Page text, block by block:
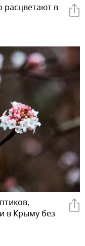
в
в Крыму без